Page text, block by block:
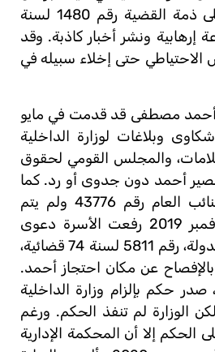
العام نفسه، متهمًا على ذمة القضية رقم 1480 لسنة
إرهابية ونشر أخبار كاذبة. وقد
حتى إخلاء سبيله في
أحمد مصطفى قد قدمت في مايو
2019 عدة شكاوى وبلاغات لوزارة الداخلية
والمجلس القومي لحقوق
أحمد دون جدوى أو رد. كما
قدمت الأسرة بلاغ للنائب العام رقم 43776 ولم يتم
التحقيق فيه. وفي نوفمبر 2019 رفعت الأسرة دعوى
قضائية أمام مجلس الدولة، رقم 5811 لسنة 74 قضائية،
بالإفصاح عن مكان احتجاز أحمد.
وفي 14 مارس 2020، صدر حكم بإلزام وزارة الداخلية
الوزارة لم تنفذ الحكم. ورغم
الحكم إلا أن المحكمة الإدارية